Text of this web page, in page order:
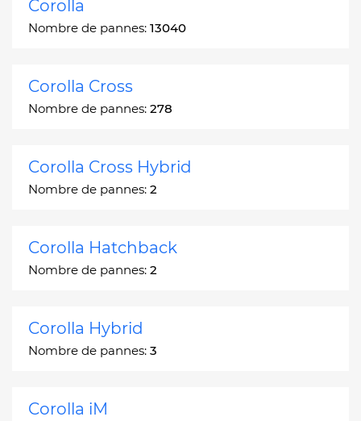
Corolla
Nombre de pannes: 13040
Corolla Cross
Nombre de pannes: 278
Corolla Cross Hybrid
Nombre de pannes: 2
Corolla Hatchback
Nombre de pannes: 2
Corolla Hybrid
Nombre de pannes: 3
Corolla iM